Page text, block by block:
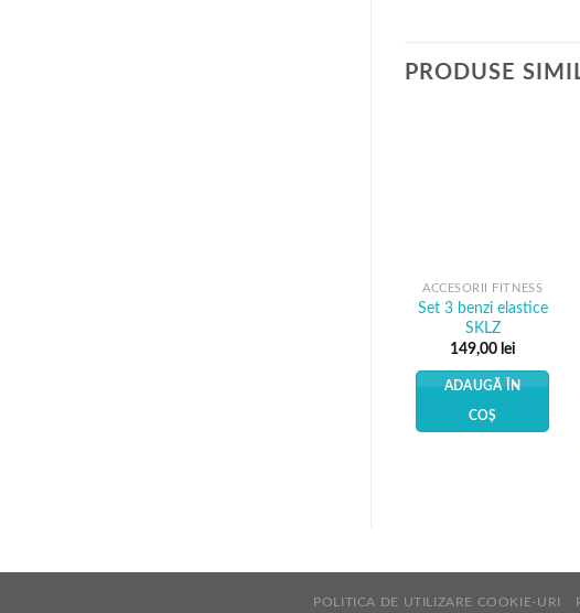
PRODUSE
ACCESORII FITNESS
Set 3 benzi elastice
SKLZ
149,00 lei
ADAUGĂ ÎN
COȘ
POLITICA DE UTILIZARE COOKIE-URI